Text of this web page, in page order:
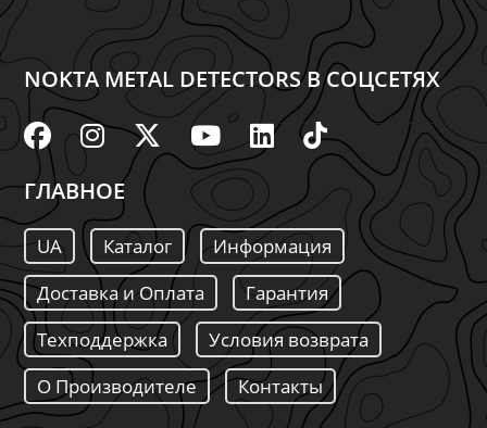
NOKTA METAL DETECTORS В СОЦСЕТЯХ
ГЛАВНОЕ
UA Каталог
Информация
Доставка и Оплата
Гарантия
Техподдержка
Условия возврата
О Производителе
Контакты